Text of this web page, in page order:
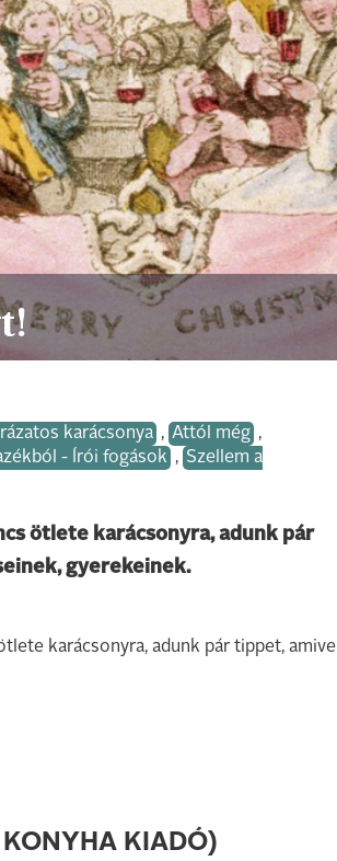
karácsonya , Attól még ,
- Írói fogások , Szellem a
ötlete karácsonyra, adunk pár
gyerekeinek.
karácsonyra, adunk pár tippet, amivel
KIADÓ)